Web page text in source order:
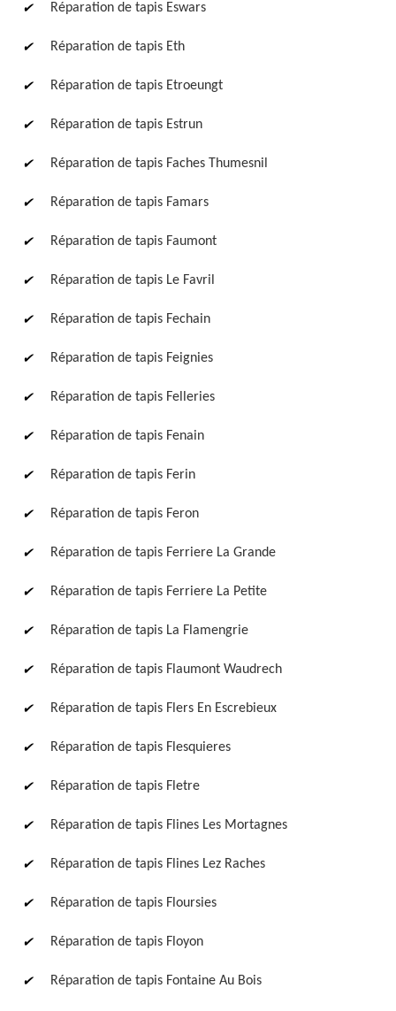
Réparation de tapis Eswars
Réparation de tapis Eth
Réparation de tapis Etroeungt
Réparation de tapis Estrun
Réparation de tapis Faches Thumesnil
Réparation de tapis Famars
Réparation de tapis Faumont
Réparation de tapis Le Favril
Réparation de tapis Fechain
Réparation de tapis Feignies
Réparation de tapis Felleries
Réparation de tapis Fenain
Réparation de tapis Ferin
Réparation de tapis Feron
Réparation de tapis Ferriere La Grande
Réparation de tapis Ferriere La Petite
Réparation de tapis La Flamengrie
Réparation de tapis Flaumont Waudrech
Réparation de tapis Flers En Escrebieux
Réparation de tapis Flesquieres
Réparation de tapis Fletre
Réparation de tapis Flines Les Mortagnes
Réparation de tapis Flines Lez Raches
Réparation de tapis Floursies
Réparation de tapis Floyon
Réparation de tapis Fontaine Au Bois